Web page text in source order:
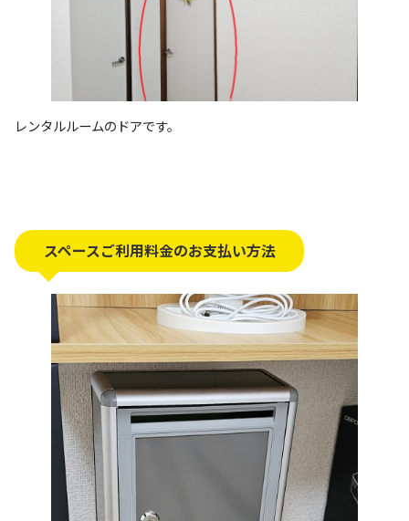
レンタルルームのドアです。
スペースご利用料金のお支払い方法